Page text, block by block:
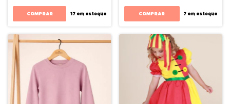
COMPRAR 17em estoque COMPRAR 7 em estoque